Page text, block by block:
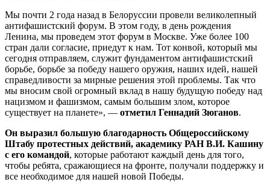
Мы почти 2 года назад в Белоруссии провели великолепный
антифашистский форум. В этом году, в день рождения
Ленина, мы проведем этот форум в Москве. Уже более 100
стран дали согласие, приедут к нам. Тот конвой, который мы
сегодня отправляем, служит фундаментом антифашистский
борьбе, борьбе за победу нашего оружия, наших идей, нашей
справедливости за мирные решения этой проблемы. Так что
мы вносим свой огромный вклад в нашу будущую победу над
нацизмом и фашизмом, самым большим злом, которое
существует на планете», — отметил Геннадий Зюганов.
Он выразил большую благодарность Общероссийскому
Штабу протестных действий, академику РАН В.И. Кашину
с его командой, которые работают каждый день для того,
чтобы ребята, сражающиеся на фронте, получали поддержку и
все необходимое для нашей новой Победы.